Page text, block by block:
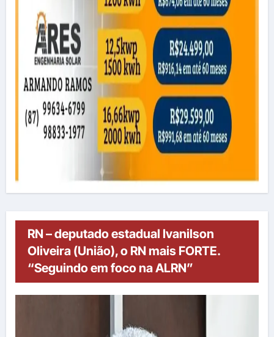
RN – deputado estadual Ivanilson
Oliveira (União), o RN mais FORTE.
“Seguindo em foco na ALRN”